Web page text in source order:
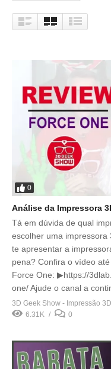
0
Análise da Impressora
Tá em dúvida de qual
escolher uma impressora
te apresentar a
pena? Confira o vídeo
Force One: ▶https://
one/ Ajude o canal a
3D Geek Show - Impressão 3D
6.31K
0